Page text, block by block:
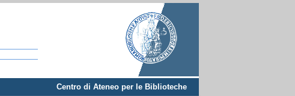
Centro di Ateneo per le Biblioteche